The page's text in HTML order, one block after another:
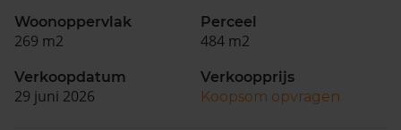
Woonoppervlak
269 m2
Perceel
484 m2
Verkoopdatum
29 juni 2026
Verkoopprijs
Koopsom opvragen